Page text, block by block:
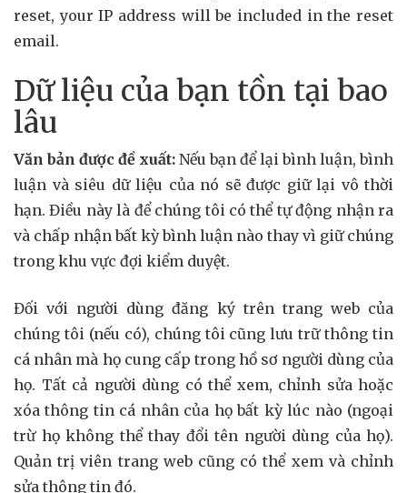
reset, your IP address will be included in the reset
email.
Dữ liệu của bạn tồn tại bao
lâu
Văn bản được đề xuất: Nếu bạn để lại bình luận, bình
luận và siêu dữ liệu của nó sẽ được giữ lại vô thời
hạn. Điều này là để chúng tôi có thể tự động nhận ra
và chấp nhận bất kỳ bình luận nào thay vì giữ chúng
trong khu vực đợi kiểm duyệt.
Đối với người dùng đăng ký trên trang web của
chúng tôi (nếu có), chúng tôi cũng lưu trữ thông tin
cá nhân mà họ cung cấp trong hồ sơ người dùng của
họ. Tất cả người dùng có thể xem, chỉnh sửa hoặc
xóa thông tin cá nhân của họ bất kỳ lúc nào (ngoại
trừ họ không thể thay đổi tên người dùng của họ).
Quản trị viên trang web cũng có thể xem và chỉnh
sửa thông tin đó.